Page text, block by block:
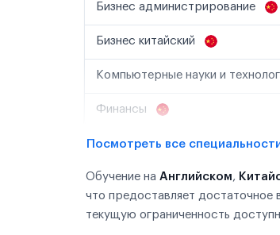
Бизнес администрирование
Бизнес китайский
Компьютерные науки и
Финансы
Посмотреть все
Обучение на Английском,
что предоставляет достаточное
текущую ограниченность